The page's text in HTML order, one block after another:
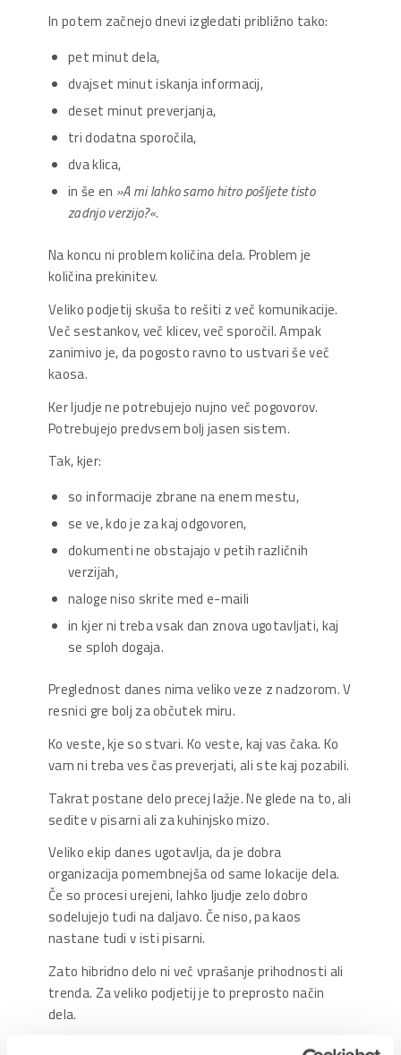
In potem začnejo dnevi izgledati približno tako:
pet minut dela,
dvajset minut iskanja informacij,
deset minut preverjanja,
tri dodatna sporočila,
dva klica,
in še en »A mi lahko samo hitro pošljete tisto
zadnjo verzijo?«.
Na koncu ni problem količina dela. Problem je
količina prekinitev.
Veliko podjetij skuša to rešiti z več komunikacije.
Več sestankov, več klicev, več sporočil. Ampak
zanimivo je, da pogosto ravno to ustvari še več
kaosa.
Ker ljudje ne potrebujejo nujno več pogovorov.
Potrebujejo predvsem bolj jasen sistem.
Tak, kjer:
so informacije zbrane na enem mestu,
se ve, kdo je za kaj odgovoren,
dokumenti ne obstajajo v petih različnih
verzijah,
naloge niso skrite med e-maili
in kjer ni treba vsak dan znova ugotavljati, kaj
se sploh dogaja.
Preglednost danes nima veliko veze z nadzorom. V
resnici gre bolj za občutek miru.
Ko veste, kje so stvari. Ko veste, kaj vas čaka. Ko
vam ni treba ves čas preverjati, ali ste kaj pozabili.
Takrat postane delo precej lažje. Ne glede na to, ali
sedite v pisarni ali za kuhinjsko mizo.
Veliko ekip danes ugotavlja, da je dobra
organizacija pomembnejša od same lokacije dela.
Če so procesi urejeni, lahko ljudje zelo dobro
sodelujejo tudi na daljavo. Če niso, pa kaos
nastane tudi v isti pisarni.
Zato hibridno delo ni več vprašanje prihodnosti ali
trenda. Za veliko podjetij je to preprosto način
dela.
Vprašanje je samo še, ali imate sistem, ki temu